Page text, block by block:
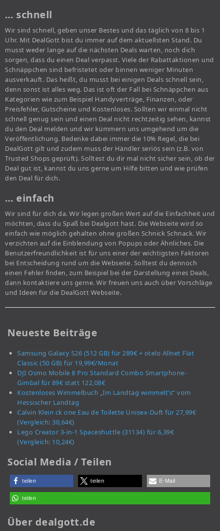
… schnell
Wir sind schnell, geben unser Bestes und das täglich von 8 bis 1
Uhr. Mit DealGott bist du immer auf dem aktuellsten Stand. Du
musst weder lange auf die nächsten Deals warten, noch dich
sorgen, dass du einen Deal verpasst. Viele der Rabattaktionen und
Schnäppchen sind befristetet oder binnen weniger Minuten
ausverkauft. Das heißt, du musst bei einigen Deals schnell sein,
denn sonst ist alles weg. Das ist oft der Fall bei Schnäppchen aus
Kategorien wie zum Beispiel Handyverträge, Finanzen, oder
Preisfehler, Gutscheine und Kostenloses. Sollten wir einmal nicht
schnell genug sein und einen Deal nicht rechtzeitig sehen, kannst
du den Deal melden und wir kümmern uns umgehend um die
Veröffentlichung. Bedenke dabei immer die 10% Regel, die bei
DealGott gilt und zudem muss der Händler seriös sein (z.B. von
Trusted Shops geprüft). Solltest du dir mal nicht sicher sein, ob der
Deal gut ist, kannst du uns gerne um Hilfe bitten und wie prüfen
den Deal für dich.
… einfach
Wir sind für dich da. Wir legen großen Wert auf die Einfachheit und
möchten, dass du Spaß bei Dealgott hast. Die Webseite wird so
einfach wie möglich gehalten ohne großen Schnick Schnack. Wir
verzichten auf die Einblendung von Popups oder Ähnliches. Die
Benutzerfreundlichkeit ist für uns einer der wichtigsten Faktoren
bei Entscheidung rund um die Webseite. Solltest du dennoch
einen Fehler finden, zum Beispiel bei der Darstellung eines Deals,
dann kontaktiere uns gerne. Wir freuen uns auch über Vorschläge
und Ideen für die DealGott Webseite.
Neueste Beiträge
Samsung Galaxy S26 (512 GB) für 289€ + otelo Allnet Flat
Classic (50 GB) für 19,99€/Monat
DJI Osmo Mobile 8 Pro Standard Combo Smartphone-
Gimbal für 89€ statt 122,08€
Kostenloses Wimmelbuch „Im Landtag wimmelt’s“ vom
Hessischer Landtag
Calvin Klein ck one Eau de Toilette Unisex-Duft für 27,99€
(Vergleich: 30,64€)
Lego Creator 3-in-1 Spaceshuttle (31134) für 6,39€
(Vergleich: 10,24€)
Social Media / Teilen
teilen teilen E-Mail
teilen
Über dealgott.de